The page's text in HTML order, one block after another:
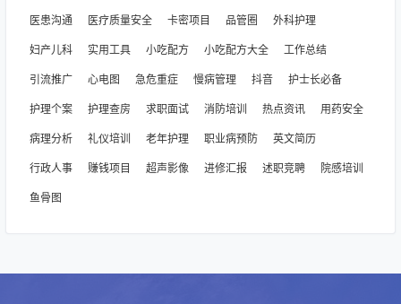
医患沟通 医疗质量安全 卡密项目 品管圈 外科护理
妇产儿科 实用工具 小吃配方 小吃配方大全 工作总结
引流推广 心电图 急危重症 慢病管理 抖音 护士长必备
护理个案 护理查房 求职面试 消防培训 热点资讯 用药安全
病理分析 礼仪培训 老年护理 职业病预防 英文简历
行政人事 赚钱项目 超声影像 进修汇报 述职竞聘 院感培训
鱼骨图